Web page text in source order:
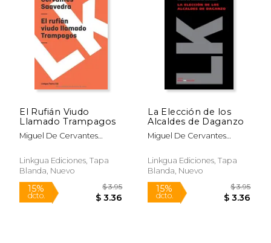
El Rufián Viudo
Llamado Trampagos
Miguel De Cervantes
Linkgua Ediciones, Tapa
Blanda, Nuevo
La Elección de los
Alcaldes de Daganzo
Miguel De Cervantes
Linkgua Ediciones, Tapa
Blanda, Nuevo